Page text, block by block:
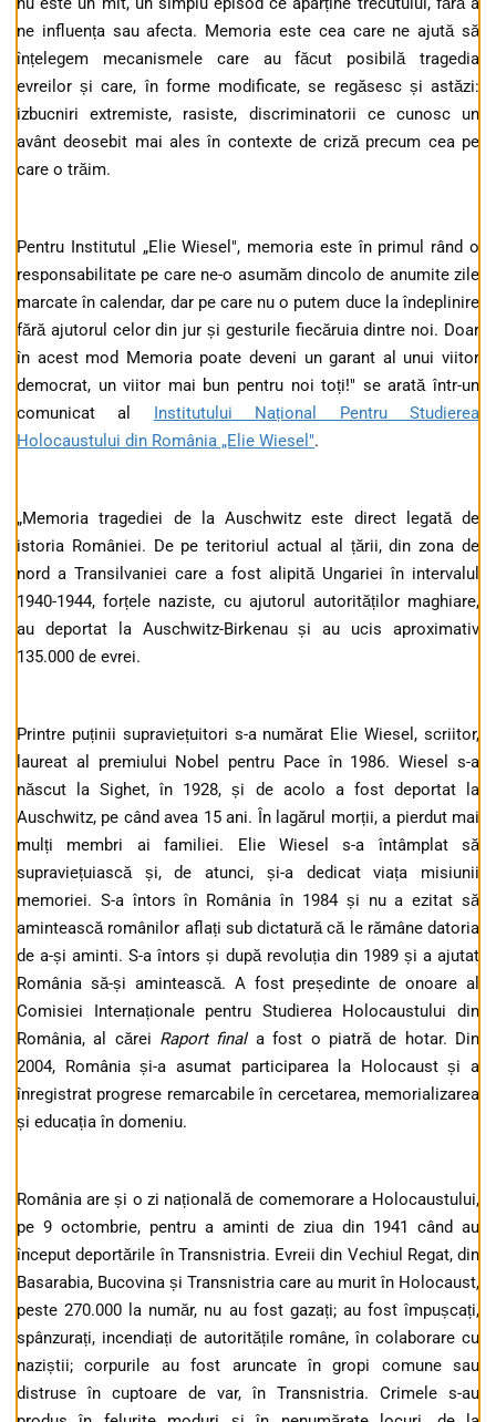
ne influența sau afecta. Memoria este cea care ne ajută să
înțelegem mecanismele care au făcut posibilă tragedia
evreilor și care, în forme modificate, se regăsesc și astăzi:
izbucniri extremiste, rasiste, discriminatorii ce cunosc un
avânt deosebit mai ales în contexte de criză precum cea pe
care o trăim.
Pentru Institutul „Elie Wiesel", memoria este în primul rând o
responsabilitate pe care ne-o asumăm dincolo de anumite zile
marcate în calendar, dar pe care nu o putem duce la îndeplinire
fără ajutorul celor din jur și gesturile fiecăruia dintre noi. Doar
în acest mod Memoria poate deveni un garant al unui viitor
democrat, un viitor mai bun pentru noi toți!" se arată într-un
comunicat al Institutului Național Pentru Studierea
Holocaustului din România „Elie Wiesel".
„Memoria tragediei de la Auschwitz este direct legată de
istoria României. De pe teritoriul actual al țării, din zona de
nord a Transilvaniei care a fost alipită Ungariei în intervalul
1940-1944, forțele naziste, cu ajutorul autorităților maghiare,
au deportat la Auschwitz-Birkenau și au ucis aproximativ
135.000 de evrei.
Printre puținii supraviețuitori s-a numărat Elie Wiesel, scriitor,
laureat al premiului Nobel pentru Pace în 1986. Wiesel s-a
născut la Sighet, în 1928, și de acolo a fost deportat la
Auschwitz, pe când avea 15 ani. În lagărul morții, a pierdut mai
mulți membri ai familiei. Elie Wiesel s-a întâmplat să
supraviețuiască și, de atunci, și-a dedicat viața misiunii
memoriei. S-a întors în România în 1984 și nu a ezitat să
amintească românilor aflați sub dictatură că le rămâne datoria
de a-și aminti. S-a întors și după revoluția din 1989 și a ajutat
România să-și amintească. A fost președinte de onoare al
Comisiei Internaționale pentru Studierea Holocaustului din
România, al cărei Raport finala fost o piatră de hotar. Din
2004, România și-a asumat participarea la Holocaust și a
înregistrat progrese remarcabile în cercetarea, memorializarea
și educația în domeniu.
România are și o zi națională de comemorare a Holocaustului,
pe 9 octombrie, pentru a aminti de ziua din 1941 când au
început deportările în Transnistria. Evreii din Vechiul Regat, din
Basarabia, Bucovina și Transnistria care au murit în Holocaust,
peste 270.000 la număr, nu au fost gazați; au fost împușcați,
spânzurați, incendiați de autoritățile române, în colaborare cu
naziștii; corpurile au fost aruncate în gropi comune sau
distruse în cuptoare de var, în Transnistria. Crimele s-au